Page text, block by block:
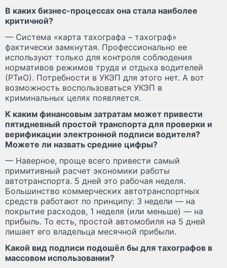
В каких бизнес-процессах она стала наиболее
критичной?
— Система «карта тахографа – тахограф»
фактически замкнутая. Профессионально ее
используют только для контроля соблюдения
нормативов режимов труда и отдыха водителей
(РТиО). Потребности в УКЭП для этого нет. А вот
возможность воспользоваться УКЭП в
криминальных целях появляется.
К каким финансовым затратам может привести
пятидневный простой транспорта для проверки и
верификации электронной подписи водителя?
Можете ли назвать средние цифры?
— Наверное, проще всего привести самый
примитивный расчет экономики работы
автотранспорта. 5 дней это рабочая неделя.
Большинство коммерческих автотранспортных
средств работают по принципу: 3 недели — на
покрытие расходов, 1 неделя (или меньше) — на
прибыль. То есть, простой автомобиля на 5 дней
лишает его владельца месячной прибыли.
Какой вид подписи подошёл бы для тахографов в
массовом использовании?